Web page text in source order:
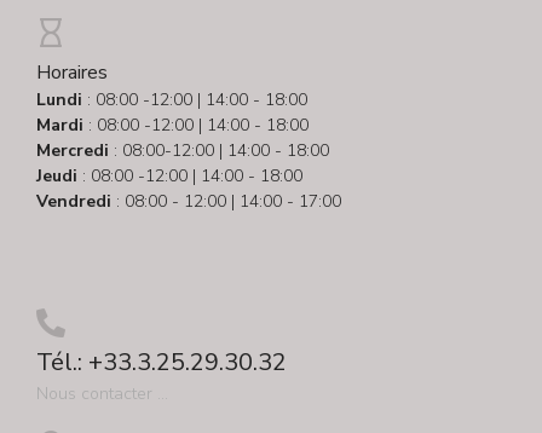
Horaires
Lundi : 08:00 -12:00 | 14:00 - 18:00
Mardi : 08:00 -12:00 | 14:00 - 18:00
Mercredi : 08:00-12:00 | 14:00 - 18:00
Jeudi : 08:00 -12:00 | 14:00 - 18:00
Vendredi : 08:00 - 12:00 | 14:00 - 17:00
Tél.: +33.3.25.29.30.32
Nous contacter ...